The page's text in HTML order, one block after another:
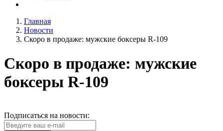
Главная
Новости
Скоро в продаже: мужские боксеры R-109
Скоро в продаже: мужские
боксеры R-109
Подписаться на новости: